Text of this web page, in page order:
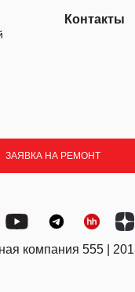
Контакты
ЗАЯВКА НА РЕМОНТ
компания 555 |